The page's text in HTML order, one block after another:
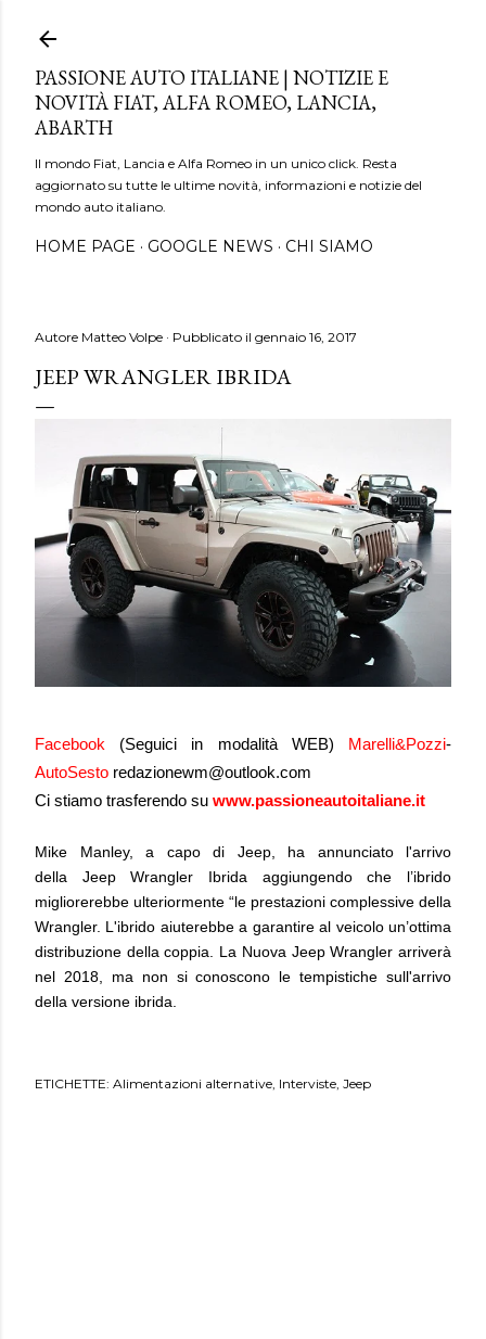
PASSIONE AUTO ITALIANE | NOTIZIE E
NOVITÀ FIAT, ALFA ROMEO, LANCIA,
ABARTH
Il mondo Fiat, Lancia e Alfa Romeo in un unico click. Resta
aggiornato su tutte le ultime novità, informazioni e notizie del
mondo auto italiano.
HOME PAGE GOOGLE NEWS CHI SIAMO
Autore Matteo Volpe Pubblicato il gennaio 16, 2017
JEEP WRANGLER IBRIDA
Facebook (Seguici in modalità WEB) Marelli&Pozzi-
AutoSesto redazionewm@outlook.com
Ci stiamo trasferendo su www.passioneautoitaliane.it
Mike Manley, a capo di Jeep, ha annunciato l'arrivo
della Jeep Wrangler Ibrida aggiungendo che l’ibrido
migliorerebbe ulteriormente “le prestazioni complessive della
Wrangler. L'ibrido aiuterebbe a garantire al veicolo un’ottima
distribuzione della coppia. La Nuova Jeep Wrangler arriverà
nel 2018, ma non si conoscono le tempistiche sull'arrivo
della versione ibrida.
ETICHETTE: Alimentazioni alternative Interviste Jeep